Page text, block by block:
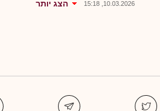
10.03.2026, 15:18 הצג יותר